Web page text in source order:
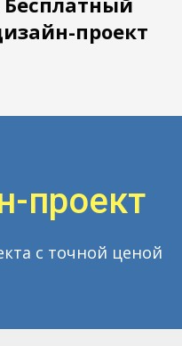
проект
проект
с точной ценой